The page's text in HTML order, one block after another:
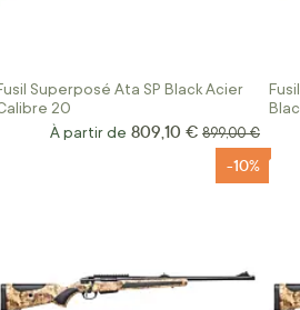
Superposé Ata SP Black Acier
20
À partir de 809,10 € Prix normal
899,00 €
-10%